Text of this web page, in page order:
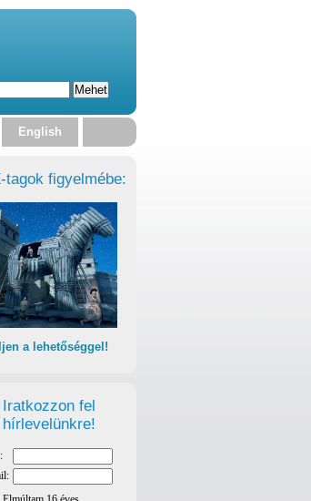
English
tagok figyelmébe:
a lehetőséggel!
Iratkozzon fel
hírlevelünkre!